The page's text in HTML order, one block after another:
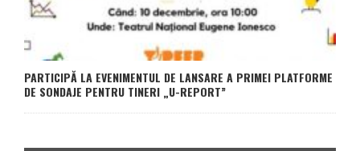
PARTICIPĂ LA EVENIMENTUL DE LANSARE A PRIMEI PLATFORME
DE SONDAJE PENTRU TINERI „U-REPORT”